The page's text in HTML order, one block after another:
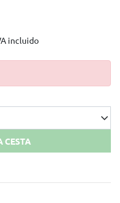
incluido
CESTA